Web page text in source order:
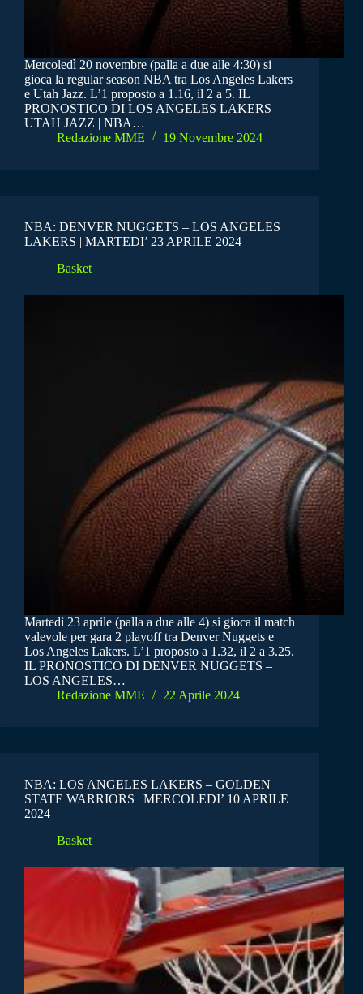
Mercoledì 20 novembre (palla a due alle 4:30) si
gioca la regular season NBA tra Los Angeles Lakers
e Utah Jazz. L’1 proposto a 1.16, il 2 a 5. IL
PRONOSTICO DI LOS ANGELES LAKERS –
UTAH JAZZ | NBA…
Redazione MME
19 Novembre 2024
NBA: DENVER NUGGETS – LOS ANGELES
LAKERS | MARTEDI’ 23 APRILE 2024
Basket
Martedì 23 aprile (palla a due alle 4) si gioca il match
valevole per gara 2 playoff tra Denver Nuggets e
Los Angeles Lakers. L’1 proposto a 1.32, il 2 a 3.25.
IL PRONOSTICO DI DENVER NUGGETS –
LOS ANGELES…
Redazione MME
22 Aprile 2024
NBA: LOS ANGELES LAKERS – GOLDEN
STATE WARRIORS | MERCOLEDI’ 10 APRILE
2024
Basket